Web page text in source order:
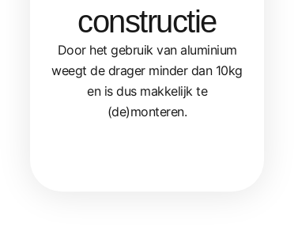
constructie
Door het gebruik van aluminium
weegt de drager minder dan 10kg
en is dus makkelijk te
(de)monteren.